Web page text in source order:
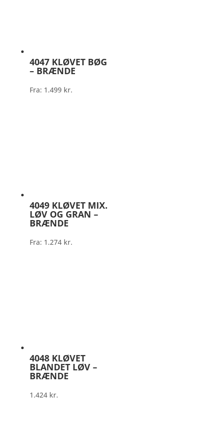
4047 KLØVET BØG
– BRÆNDE
Fra: 1.499 kr.
4049 KLØVET MIX.
LØV OG GRAN –
BRÆNDE
Fra: 1.274 kr.
4048 KLØVET
BLANDET LØV –
BRÆNDE
1.424 kr.